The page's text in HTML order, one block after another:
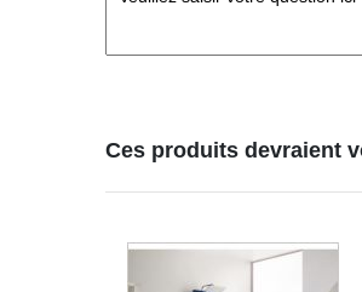
Ces produits devraient